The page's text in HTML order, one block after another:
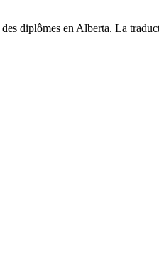
diplômes en Alberta. La